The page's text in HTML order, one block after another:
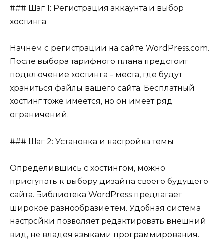
### Шаг 1: Регистрация аккаунта и выбор
хостинга
Начнём с регистрации на сайте WordPress.com.
После выбора тарифного плана предстоит
подключение хостинга – места, где будут
храниться файлы вашего сайта. Бесплатный
хостинг тоже имеется, но он имеет ряд
ограничений.
### Шаг 2: Установка и настройка темы
Определившись с хостингом, можно
приступать к выбору дизайна своего будущего
сайта. Библиотека WordPress предлагает
широкое разнообразие тем. Удобная система
настройки позволяет редактировать внешний
вид, не владея языками программирования.